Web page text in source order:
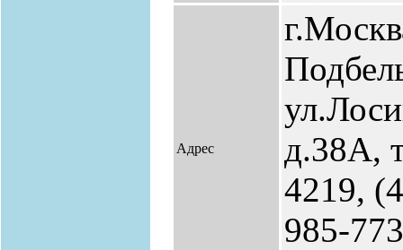
Адрес
д.38А,
4219,
985-